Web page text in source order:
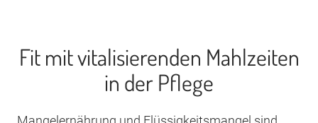
Fit mit vitalisierenden Mahlzeiten
in der Pflege